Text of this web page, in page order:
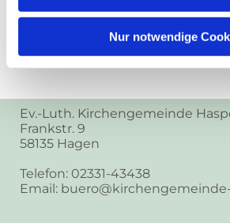
Nur notwendige
Ev.-Luth. Kirchengemeinde
Frankstr. 9
58135 Hagen
Telefon: 02331-43438
Email: